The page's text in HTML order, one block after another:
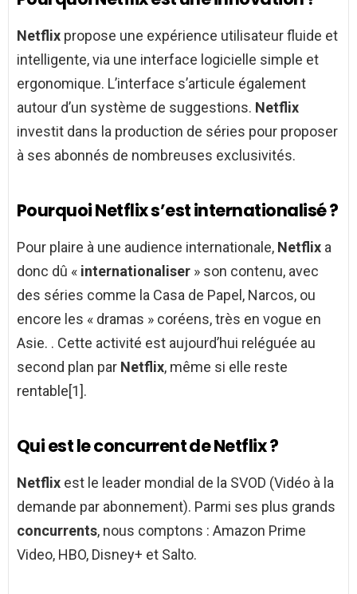
Netflix propose une expérience utilisateur fluide et
intelligente, via une interface logicielle simple et
ergonomique. L’interface s’articule également
autour d’un système de suggestions. Netflix
investit dans la production de séries pour proposer
à ses abonnés de nombreuses exclusivités.
Pourquoi Netflix s’est internationalisé ?
Pour plaire à une audience internationale, Netflix a
donc dû « internationaliser » son contenu, avec
des séries comme la Casa de Papel, Narcos, ou
encore les « dramas » coréens, très en vogue en
Asie. . Cette activité est aujourd’hui reléguée au
second plan par Netflix, même si elle reste
rentable[1].
Qui est le concurrent de Netflix ?
Netflix est le leader mondial de la SVOD (Vidéo à la
demande par abonnement). Parmi ses plus grands
concurrents, nous comptons : Amazon Prime
Video, HBO, Disney+ et Salto.